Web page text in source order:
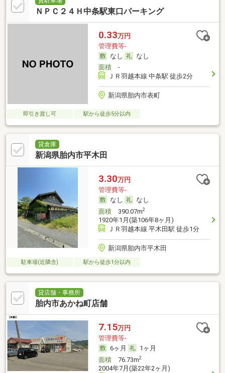
ＮＰＣ２４Ｈ中条駅東口パーキング
0.33万円
管理費等-
なし
なし
面積-
ＪＲ羽越本線 中条駅 徒歩2分
新潟県胎内市表町
即引き渡し可 駅から徒歩5分以内
貸倉庫
新潟県胎内市平木田
3.30万円
管理費等-
なし
なし
面積390.07m2
1920年1月(築106年8ヶ月)
ＪＲ羽越本線 平木田駅 徒歩1分
新潟県胎内市平木田
駐車場(近隣含) 駅から徒歩1分以内
貸店舗・事務所
胎内市あかね町店舗
7.15万円
管理費等-
6ヶ月
1ヶ月
面積76.73m2
2004年7月(築22年2ヶ月)